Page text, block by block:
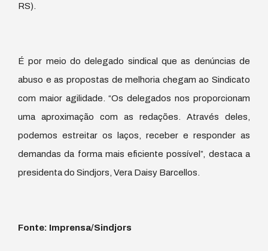
RS).
É por meio do delegado sindical que as denúncias de
abuso e as propostas de melhoria chegam ao Sindicato
com maior agilidade. “Os delegados nos proporcionam
uma aproximação com as redações. Através deles,
podemos estreitar os laços, receber e responder as
demandas da forma mais eficiente possível”, destaca a
presidenta do Sindjors, Vera Daisy Barcellos.
Fonte: Imprensa/Sindjors